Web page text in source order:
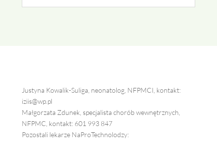
Justyna Kowalik-Suliga, neonatolog, NFPMCI, kontakt:
iziis@wp.pl
Małgorzata Zdunek, specjalista chorób wewnętrznych,
NFPMC, kontakt: 601 993 847
Pozostali lekarze NaProTechnolodzy: